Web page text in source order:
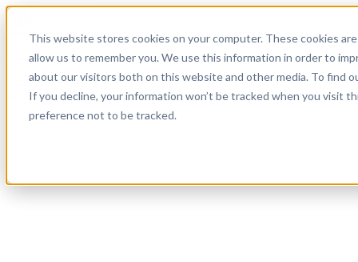
This website stores cookies on your computer. These cookies
allow us to remember you. We use this information in order to
about our visitors both on this website and other media. To find
If you decline, your information won’t be tracked when you visit
preference not to be tracked.
Soporte
Empresa
Empieza ahora